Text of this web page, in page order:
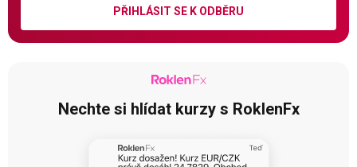
PŘIHLÁSIT SE K ODBĚRU
Nechte si hlídat kurzy s RoklenFx